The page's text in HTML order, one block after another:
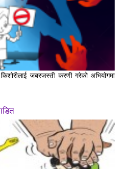
जबरजस्ती करणी गरेको अभियोगमा